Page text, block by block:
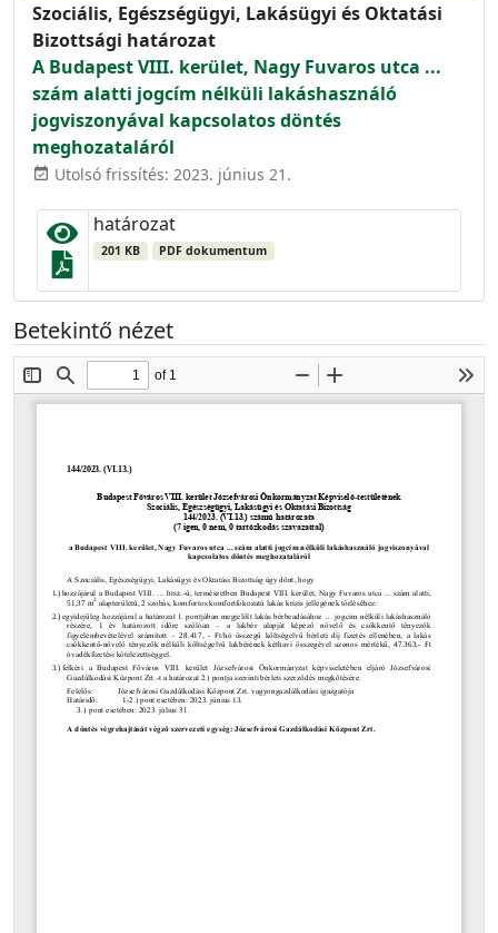
Szociális, Egészségügyi, Lakásügyi és Oktatási
Bizottsági határozat
A Budapest VIII. kerület, Nagy Fuvaros utca ...
szám alatti jogcím nélküli lakáshasználó
jogviszonyával kapcsolatos döntés
meghozataláról
event_available Utolsó frissítés: 2023. június 21.
határozat
201 KB PDF dokumentum
Betekintő nézet